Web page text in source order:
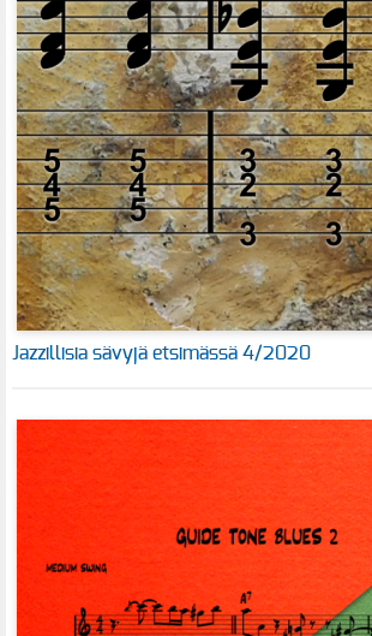
Jazzillisia sävyjä etsimässä 4/2020